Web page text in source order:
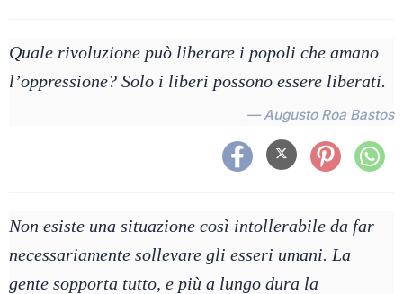
Quale rivoluzione può liberare i popoli che amano
l’oppressione? Solo i liberi possono essere liberati.
— Augusto Roa Bastos
Non esiste una situazione così intollerabile da far
necessariamente sollevare gli esseri umani. La
gente sopporta tutto, e più a lungo dura la